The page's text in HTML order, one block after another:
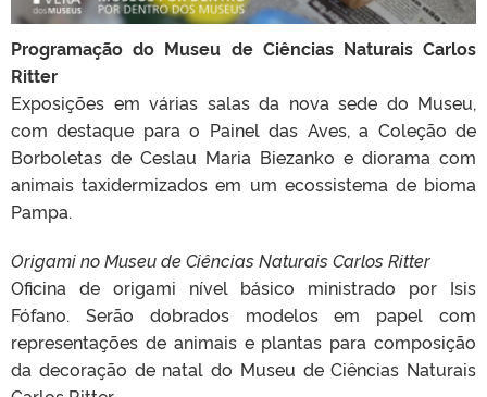
Programação do Museu de Ciências Naturais Carlos
Ritter
Exposições em várias salas da nova sede do Museu,
com destaque para o Painel das Aves, a Coleção de
Borboletas de Ceslau Maria Biezanko e diorama com
animais taxidermizados em um ecossistema de bioma
Pampa.
Origami no Museu de Ciências Naturais Carlos Ritter
Oficina de origami nível básico ministrado por Isis
Fófano. Serão dobrados modelos em papel com
representações de animais e plantas para composição
da decoração de natal do Museu de Ciências Naturais